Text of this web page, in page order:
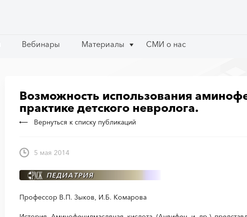
Вебинары Материалы СМИ о нас
Вебинары Материалы СМИ о нас
Возможность использования
практике детского невролога.
Вернуться к списку публикаций
5 мая 2014
Профессор В.П. Зыков, И.Б. Комарова